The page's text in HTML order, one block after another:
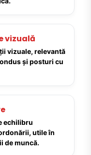
vizuală
vizuale, relevantă
și posturi cu
echilibru
utile în
de muncă.